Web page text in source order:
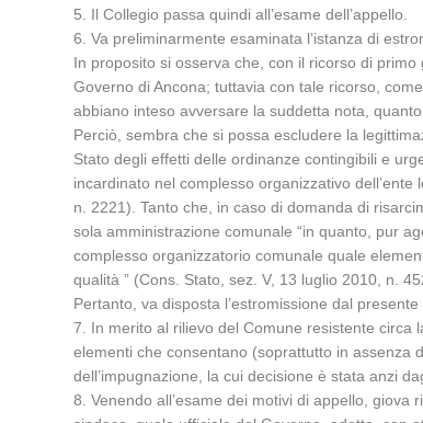
5. Il Collegio passa quindi all’esame dell’appello.
6. Va preliminarmente esaminata l’istanza di
In proposito si osserva che, con il ricorso di
Governo di Ancona; tuttavia con tale ricorso,
abbiano inteso avversare la suddetta nota,
Perciò, sembra che si possa escludere la
Stato degli effetti delle ordinanze contingibili e
incardinato nel complesso organizzativo
n. 2221). Tanto che, in caso di domanda di
sola amministrazione comunale “in quanto, pur
complesso organizzatorio comunale quale
qualità ” (Cons. Stato, sez. V, 13 luglio 2010, n.
Pertanto, va disposta l’estromissione dal
7. In merito al rilievo del Comune resistente circa
elementi che consentano (soprattutto in assenza
dell’impugnazione, la cui decisione è stata anzi
8. Venendo all’esame dei motivi di appello, giova